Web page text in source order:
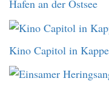
Hafen an der Ostsee
Kino Capitol in